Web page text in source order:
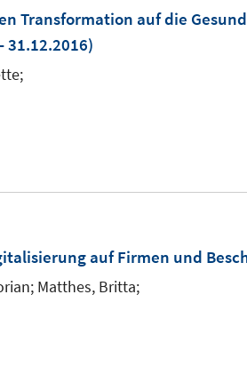
Transformation auf die
31.12.2016)
auf Firmen und
Matthes, Britta;